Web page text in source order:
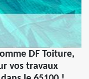
DF Toiture,
vos travaux